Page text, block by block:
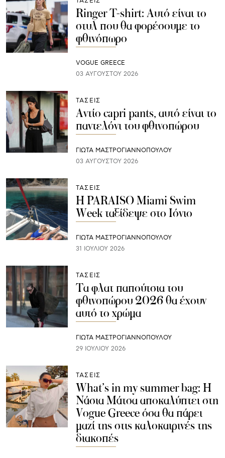
Ringer T-shirt: Αυτό είναι το
στυλ που θα φορέσουμε το
φθινόπωρο
VOGUE GREECE
03 ΑΥΓΟΎΣΤΟΥ 2026
ΤΑΣΕΙΣ
Αντίο capri pants, αυτό είναι το
παντελόνι του φθινοπώρου
ΓΙΩΤΑ ΜΑΣΤΡΟΓΙΑΝΝΟΠΟΥΛΟΥ
03 ΑΥΓΟΎΣΤΟΥ 2026
ΤΑΣΕΙΣ
H PARAISO Miami Swim
Week ταξίδεψε στο Ιόνιο
ΓΙΩΤΑ ΜΑΣΤΡΟΓΙΑΝΝΟΠΟΥΛΟΥ
31 ΙΟΥΛΊΟΥ 2026
ΤΑΣΕΙΣ
Τα φλατ παπούτσια του
φθινοπώρου 2026 θα έχουν
αυτό το χρώμα
ΓΙΩΤΑ ΜΑΣΤΡΟΓΙΑΝΝΟΠΟΥΛΟΥ
29 ΙΟΥΛΊΟΥ 2026
ΤΑΣΕΙΣ
What’s in my summer bag: Η
Νάσια Μάτσα αποκαλύπτει στη
Vogue Greece όσα θα πάρει
μαζί της στις καλοκαιρινές της
διακοπές